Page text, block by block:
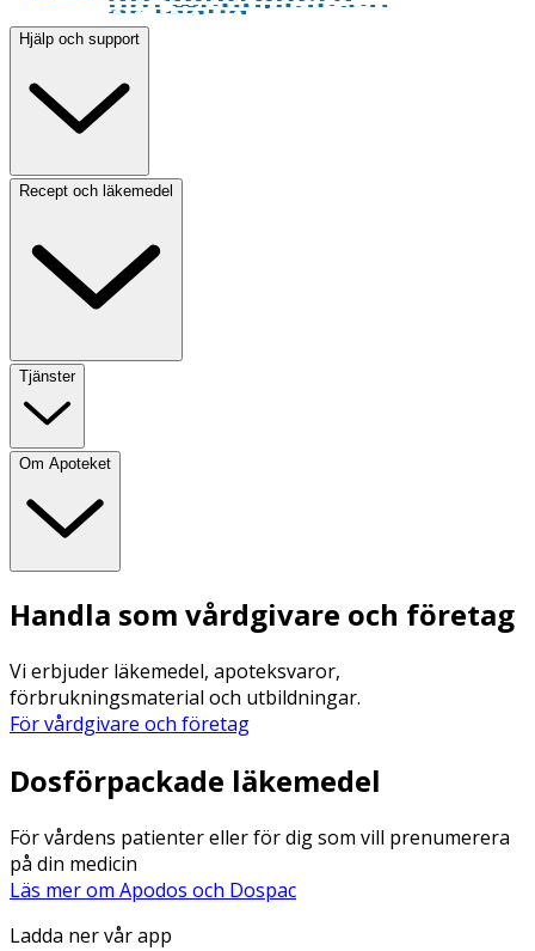
Hjälp och support
Recept och läkemedel
Tjänster
Om Apoteket
Handla som vårdgivare och företag
Vi erbjuder läkemedel, apoteksvaror,
förbrukningsmaterial och utbildningar.
För vårdgivare och företag
Dosförpackade läkemedel
För vårdens patienter eller för dig som vill prenumerera
på din medicin
Läs mer om Apodos och Dospac
Ladda ner vår app